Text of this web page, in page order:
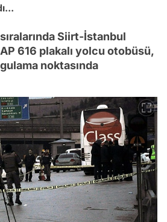
Siirt-İstanbul
616 plakalı yolcu otobüsü,
noktasında